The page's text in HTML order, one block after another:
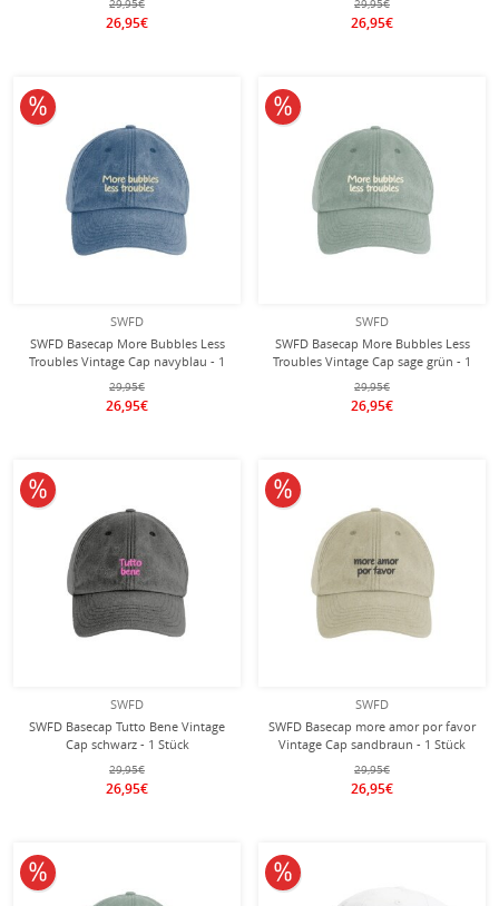
29,95€
26,95€
29,95€
26,95€
SWFD
SWFD Basecap More Bubbles Less
Troubles Vintage Cap navyblau - 1
Stück
29,95€
26,95€
10% reduziert
SWFD
SWFD Basecap More Bubbles Less
Troubles Vintage Cap sage grün - 1
Stück
29,95€
26,95€
10% reduziert
SWFD
SWFD Basecap Tutto Bene Vintage
Cap schwarz - 1 Stück
29,95€
26,95€
10% reduziert
SWFD
SWFD Basecap more amor por favor
Vintage Cap sandbraun - 1 Stück
29,95€
26,95€
10% reduziert
10% reduziert 10% reduziert